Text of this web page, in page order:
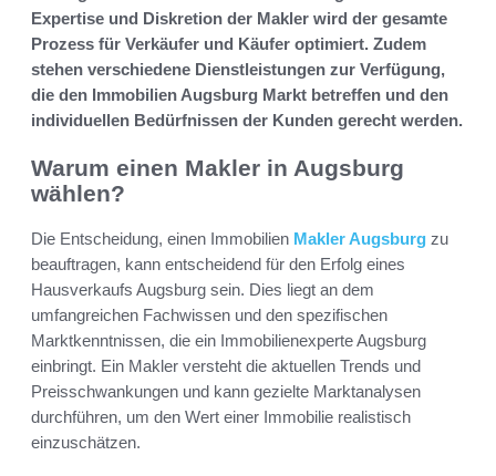
Expertise und Diskretion der Makler wird der gesamte
Prozess für Verkäufer und Käufer optimiert. Zudem
stehen verschiedene Dienstleistungen zur Verfügung,
die den Immobilien Augsburg Markt betreffen und den
individuellen Bedürfnissen der Kunden gerecht werden.
Warum einen Makler in Augsburg
wählen?
Die Entscheidung, einen Immobilien Makler Augsburg zu
beauftragen, kann entscheidend für den Erfolg eines
Hausverkaufs Augsburg sein. Dies liegt an dem
umfangreichen Fachwissen und den spezifischen
Marktkenntnissen, die ein Immobilienexperte Augsburg
einbringt. Ein Makler versteht die aktuellen Trends und
Preisschwankungen und kann gezielte Marktanalysen
durchführen, um den Wert einer Immobilie realistisch
einzuschätzen.